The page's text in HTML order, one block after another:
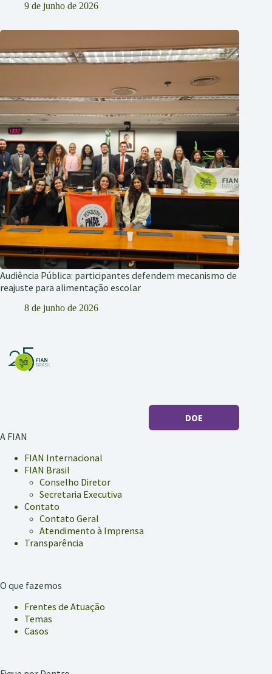
9 de junho de 2026
Audiência Pública: participantes defendem mecanismo de
reajuste para alimentação escolar
8 de junho de 2026
DOE
A FIAN
FIAN Internacional
FIAN Brasil
Conselho Diretor
Secretaria Executiva
Contato
Contato Geral
Atendimento à Imprensa
Transparência
O que fazemos
Frentes de Atuação
Temas
Casos